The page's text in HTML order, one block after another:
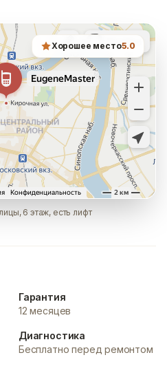
Хорошее место5.0
6 этаж, есть лифт
Гарантия
12 месяцев
Диагностика
Бесплатно перед ремонтом